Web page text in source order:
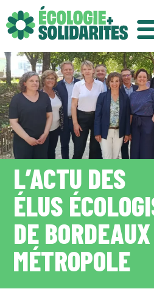
L’ACTU DES
ÉLUS
DE BORDEAUX
MÉTROPOLE